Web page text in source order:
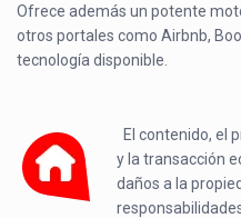
Ofrece además un potente
otros portales como Airbnb,
tecnología disponible.
El contenido, el
y la transacción
daños a la